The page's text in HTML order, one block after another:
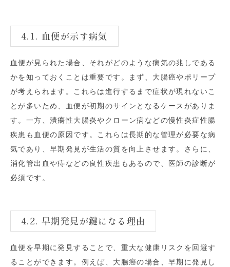
4.1. 血便が示す病気
血便が見られた場合、それがどのような病気の兆しである
かを知っておくことは重要です。まず、大腸癌やポリープ
が考えられます。これらは進行するまで症状が現れないこ
とが多いため、血便が初期のサインとなるケースがありま
す。一方、潰瘍性大腸炎やクローン病などの慢性炎症性腸
疾患も血便の原因です。これらは長期的な管理が必要な病
気であり、早期発見が生活の質を向上させます。さらに、
消化管出血や痔などの良性疾患もあるので、医師の診断が
必須です。
4.2. 早期発見が鍵になる理由
血便を早期に発見することで、重大な健康リスクを回避す
ることができます。例えば、大腸癌の場合、早期に発見し